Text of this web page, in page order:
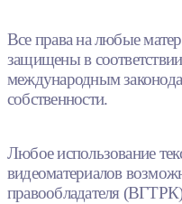
Все права на любые
защищены в
международным
собственности.
Любое использование
видеоматериалов
правообладателя